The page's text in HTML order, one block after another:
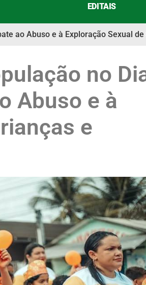
EDITAIS
ao Abuso e à Exploração Sexual
no
Abuso e à
e